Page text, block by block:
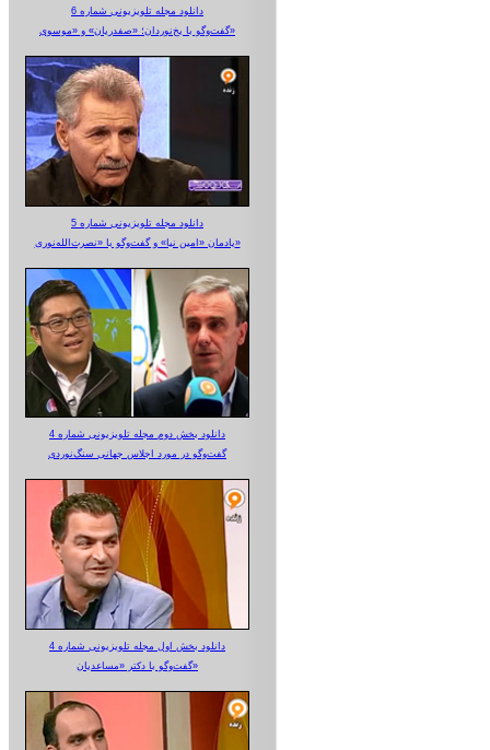
دانلود مجله تلویزیونی شماره 6
گفت‌وگو با یخ‌نوردان؛ «صفدریان» و «موسوی»
دانلود مجله تلویزیونی شماره 5
یادمان «امین نیا» و گفت‌وگو با «نصرت‌الله‌نوری»
دانلود بخش دوم مجله تلویزیونی شماره 4
گفت‌وگو در مورد اجلاس جهانی سنگ‌نوردی
دانلود بخش اول مجله تلویزیونی شماره 4
گفت‌وگو با دکتر «مساعدیان»